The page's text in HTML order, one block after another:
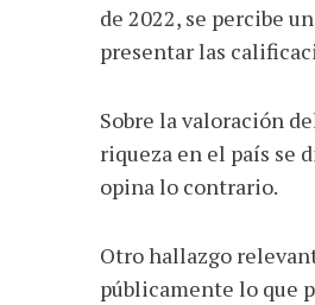
de 2022, se percibe
presentar las
Sobre la valoración
riqueza en el país se
opina lo contrario.
Otro hallazgo
públicamente lo que